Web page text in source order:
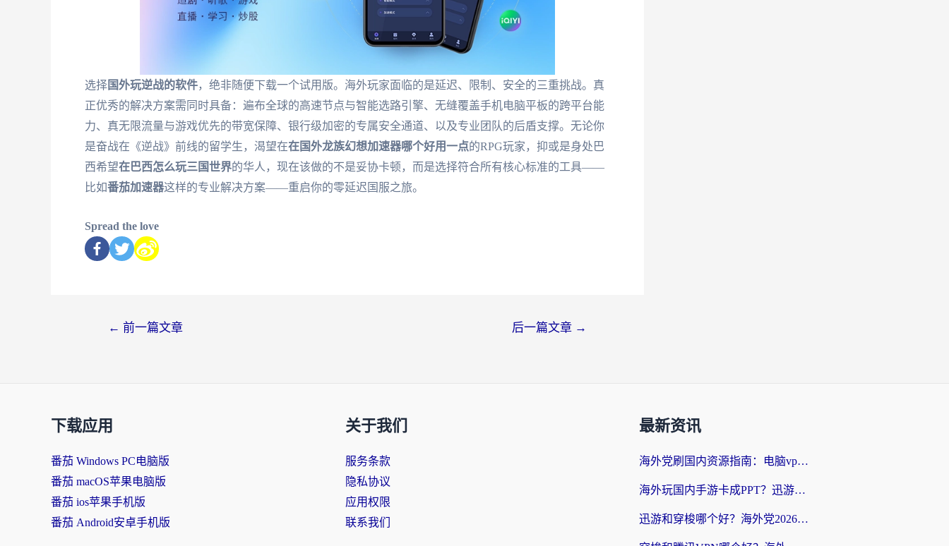
选择国外玩逆战的软件，绝非随便下载一个试用版。海外玩家面临的是延迟、限制、安全的三重挑战。真
正优秀的解决方案需同时具备：遍布全球的高速节点与智能选路引擎、无缝覆盖手机电脑平板的跨平台能
力、真无限流量与游戏优先的带宽保障、银行级加密的专属安全通道、以及专业团队的后盾支撑。无论你
是奋战在《逆战》前线的留学生，渴望在在国外龙族幻想加速器哪个好用一点的RPG玩家，抑或是身处巴
西希望在巴西怎么玩三国世界的华人，现在该做的不是妥协卡顿，而是选择符合所有核心标准的工具——
比如番茄加速器这样的专业解决方案——重启你的零延迟国服之旅。
Spread the love
← 前一篇文章 后一篇文章 →
下载应用
番茄 Windows PC电脑版
番茄 macOS苹果电脑版
番茄 ios苹果手机版
番茄 Android安卓手机版
关于我们
服务条款
隐私协议
应用权限
联系我们
最新资讯
海外党刷国内资源指南：电脑vpn免费版真的能用吗？选对加速器才是关键
海外玩国内手游卡成PPT？迅游和奇游手游哪个好？附真实VPN评测及番茄加速器体验
迅游和穿梭哪个好？海外党2026亲测对比+免费vs付费选择指南，附番茄加速器实测体验